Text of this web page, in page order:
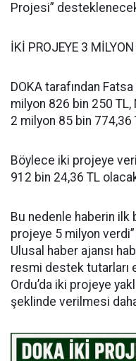
Projesi”
İKİ PROJEYE 3
DOKA tarafından Fatsa
milyon 826 bin 250 TL,
2 milyon 85 bin
Böylece iki projeye
912 bin 24,36 TL
Bu nedenle haberin ilk
projeye 5 milyon
Ulusal haber ajansı
resmi destek tutarları
Ordu’da iki projeye
şeklinde verilmesi